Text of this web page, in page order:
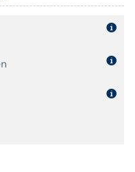
dargestellt.
www.schleswig-hols